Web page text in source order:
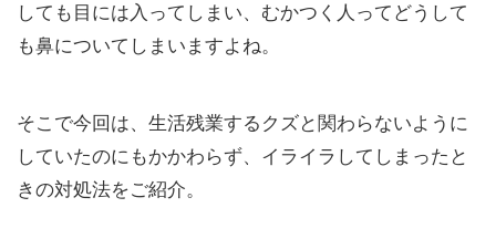
しても目には入ってしまい、むかつく人ってどうして
も鼻についてしまいますよね。
そこで今回は、生活残業するクズと関わらないように
していたのにもかかわらず、イライラしてしまったと
きの対処法をご紹介。